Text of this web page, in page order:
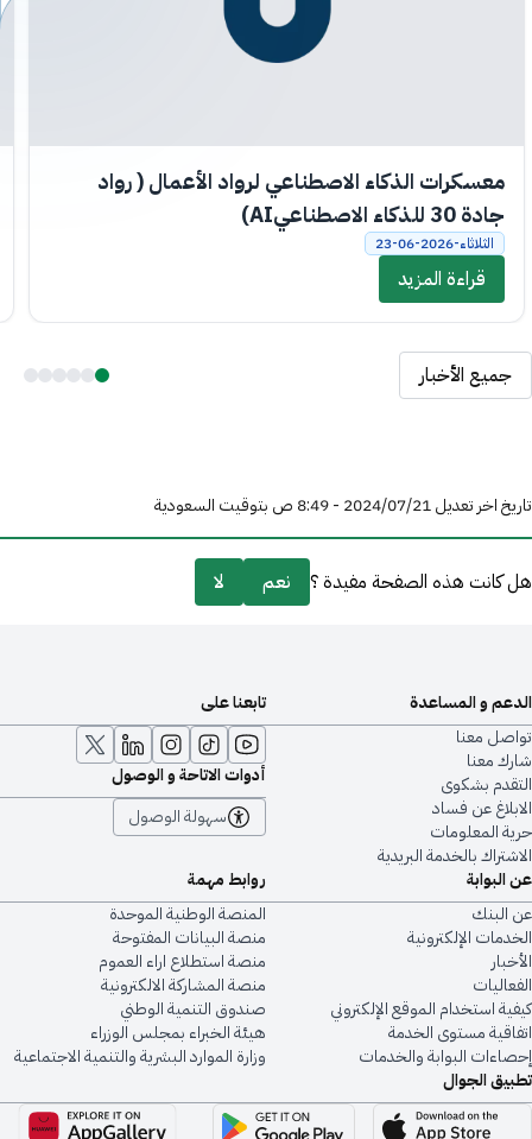
معسكرات الذكاء الاصطناعي لرواد الأعمال ( رواد
جادة 30 للذكاء الاصطناعيAI)
الثلاثاء-2026-06-23
قراءة المزيد
جميع الأخبار
تاريخ اخر تعديل 21‏/07‏/2024 - 8:49 ص بتوقيت السعودية
هل كانت هذه الصفحة مفيدة ؟ نعم لا
عن البوابة
عن البنك
الخدمات الإلكترونية
الأخبار
الفعاليات
كيفية استخدام الموقع الإلكتروني
اتفاقية مستوى الخدمة
إحصاءات البوابة والخدمات
روابط مهمة
المنصة الوطنية الموحدة
منصة البيانات المفتوحة
منصة استطلاع اراء العموم
منصة المشاركة الالكترونية
صندوق التنمية الوطني
هيئة الخبراء بمجلس الوزراء
وزارة الموارد البشرية والتنمية الاجتماعية
الدعم و المساعدة
تواصل معنا
شارك معنا
التقدم بشكوى
الابلاغ عن فساد
حرية المعلومات
الاشتراك بالخدمة البريدية
تابعنا على
أدوات الاتاحة و الوصول
سهولة الوصول
تطبيق الجوال